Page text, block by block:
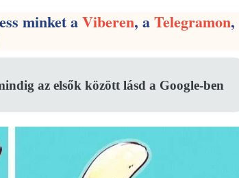
minket aViberen, aTelegramon,
az elsők között lásd a Google-ben